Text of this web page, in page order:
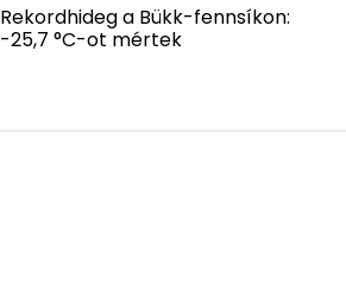
Rekordhideg a Bükk-fennsíkon:
-25,7 °C-ot mértek